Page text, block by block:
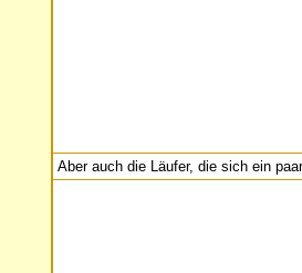
Aber auch die Läufer, die sich ein